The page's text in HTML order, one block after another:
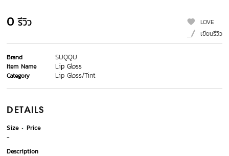
0 รีวิว
LOVE
เขียนรีวิว
Brand SUQQU
Item Name Lip Gloss
Category Lip Gloss/Tint
DETAILS
Size
Price
-
Description